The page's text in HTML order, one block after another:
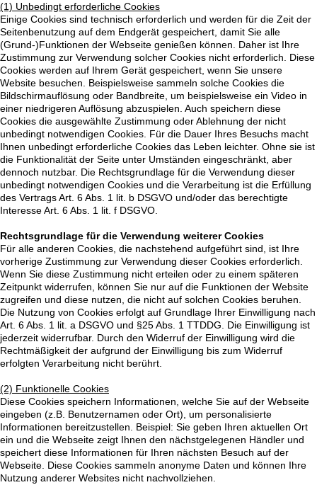
(1) Unbedingt erforderliche Cookies
Einige Cookies sind technisch erforderlich und werden für die Zeit der
Seitenbenutzung auf dem Endgerät gespeichert, damit Sie alle
(Grund-)Funktionen der Webseite genießen können. Daher ist Ihre
Zustimmung zur Verwendung solcher Cookies nicht erforderlich. Diese
Cookies werden auf Ihrem Gerät gespeichert, wenn Sie unsere
Website besuchen. Beispielsweise sammeln solche Cookies die
Bildschirmauflösung oder Bandbreite, um beispielsweise ein Video in
einer niedrigeren Auflösung abzuspielen. Auch speichern diese
Cookies die ausgewählte Zustimmung oder Ablehnung der nicht
unbedingt notwendigen Cookies. Für die Dauer Ihres Besuchs macht
Ihnen unbedingt erforderliche Cookies das Leben leichter. Ohne sie ist
die Funktionalität der Seite unter Umständen eingeschränkt, aber
dennoch nutzbar. Die Rechtsgrundlage für die Verwendung dieser
unbedingt notwendigen Cookies und die Verarbeitung ist die Erfüllung
des Vertrags Art. 6 Abs. 1 lit. b DSGVO und/oder das berechtigte
Interesse Art. 6 Abs. 1 lit. f DSGVO.
Rechtsgrundlage für die Verwendung weiterer Cookies
Für alle anderen Cookies, die nachstehend aufgeführt sind, ist Ihre
vorherige Zustimmung zur Verwendung dieser Cookies erforderlich.
Wenn Sie diese Zustimmung nicht erteilen oder zu einem späteren
Zeitpunkt widerrufen, können Sie nur auf die Funktionen der Website
zugreifen und diese nutzen, die nicht auf solchen Cookies beruhen.
Die Nutzung von Cookies erfolgt auf Grundlage Ihrer Einwilligung nach
Art. 6 Abs. 1 lit. a DSGVO und §25 Abs. 1 TTDDG. Die Einwilligung ist
jederzeit widerrufbar. Durch den Widerruf der Einwilligung wird die
Rechtmäßigkeit der aufgrund der Einwilligung bis zum Widerruf
erfolgten Verarbeitung nicht berührt.
(2) Funktionelle Cookies
Diese Cookies speichern Informationen, welche Sie auf der Webseite
eingeben (z.B. Benutzernamen oder Ort), um personalisierte
Informationen bereitzustellen. Beispiel: Sie geben Ihren aktuellen Ort
ein und die Webseite zeigt Ihnen den nächstgelegenen Händler und
speichert diese Informationen für Ihren nächsten Besuch auf der
Webseite. Diese Cookies sammeln anonyme Daten und können Ihre
Nutzung anderer Websites nicht nachvollziehen.